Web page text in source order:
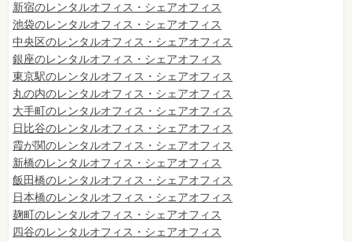
新宿のレンタルオフィス・シェアオフィス
池袋のレンタルオフィス・シェアオフィス
中央区のレンタルオフィス・シェアオフィス
銀座のレンタルオフィス・シェアオフィス
東京駅のレンタルオフィス・シェアオフィス
丸の内のレンタルオフィス・シェアオフィス
大手町のレンタルオフィス・シェアオフィス
日比谷のレンタルオフィス・シェアオフィス
霞が関のレンタルオフィス・シェアオフィス
新橋のレンタルオフィス・シェアオフィス
飯田橋のレンタルオフィス・シェアオフィス
日本橋のレンタルオフィス・シェアオフィス
麹町のレンタルオフィス・シェアオフィス
四谷のレンタルオフィス・シェアオフィス